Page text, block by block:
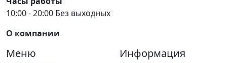
10:00 - 20:00 Без выходных
О компании
Меню Информация